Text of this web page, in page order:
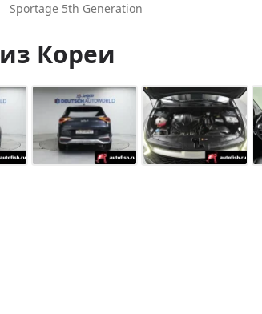
Sportage 5th Generation
из Кореи